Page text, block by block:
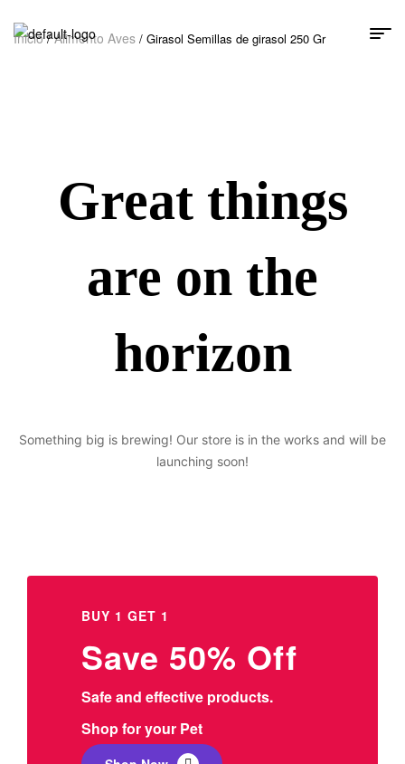
Inicio/Alimento Aves / Girasol Semillas de girasol 250 Gr
Great things
are on the
horizon
Something big is brewing! Our store is in the works and will be
launching soon!
BUY 1 GET 1
Save 50% Off
Safe and effective products.
Shop for your Pet